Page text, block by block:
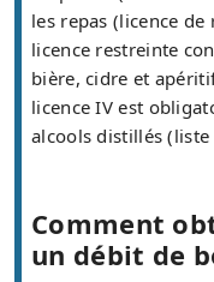
les repas (licence
licence restreinte
bière, cidre et
licence IV est
alcools distillés
Comment
un débit de